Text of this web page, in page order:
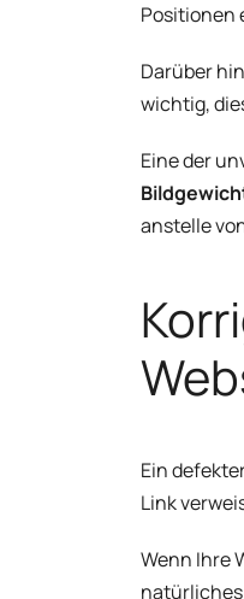
Positionen
Darüber
wichtig,
Eine der
anstelle
Ein
Link
Wenn Ihre